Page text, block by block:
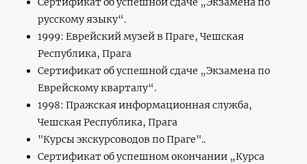
русскому языку“.
1999: Еврейский музей в Праге, Чешская
Республика, Прага
Сертификат об успешной сдаче „Экзамена по
Еврейскому кварталу“.
1998: Пражская информационная служба,
Чешская Республика, Прага
"Курcы экскурсоводов по Праге"..
Сертификат об успешном окончании „Курса